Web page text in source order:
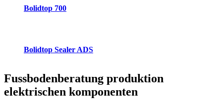
Bolidtop 700
Bolidtop Sealer ADS
Fussbodenberatung produktion
elektrischen komponenten